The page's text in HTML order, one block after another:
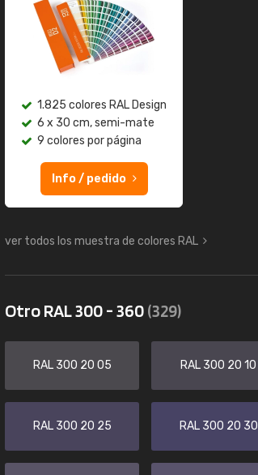
1.825 colores RAL Design
6 x 30 cm, semi-mate
9 colores por página
Info / pedido
ver todos los muestra de colores RAL
Otro RAL 300 - 360(329)
RAL 300 20 05 RAL 300 20 10
RAL 300 20 25 RAL 300 20 30